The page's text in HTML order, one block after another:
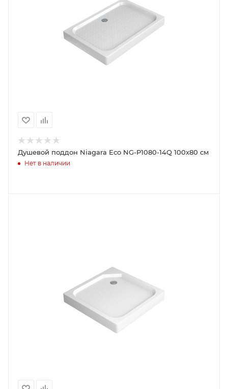
Душевой поддон Niagara Eco NG-P1080-14Q 100х80 см
Нет в наличии